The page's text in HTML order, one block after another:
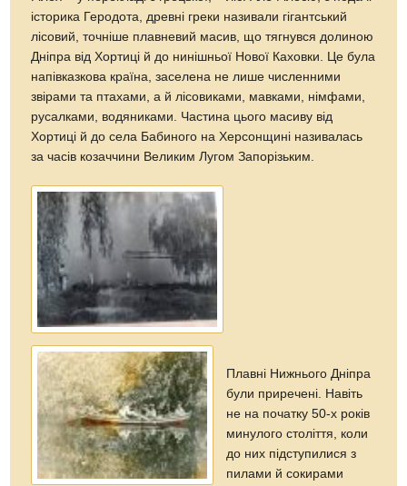
історика Геродота, древні греки називали гігантський
лісовий, точніше плавневий масив, що тягнувся долиною
Дніпра від Хортиці й до нинішньої Нової Каховки. Це була
напівказкова країна, заселена не лише численними
звірами та птахами, а й лісовиками, мавками, німфами,
русалками, водяниками. Частина цього масиву від
Хортиці й до села Бабиного на Херсонщині називалась
за часів козаччини Великим Лугом Запорізьким.
Плавні Нижнього Дніпра
були приречені. Навіть
не на початку 50-х років
минулого століття, коли
до них підступилися з
пилами й сокирами